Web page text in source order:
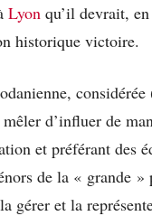
Lyon qu’il devrait,
historique victoire.
d’influer de
et préférant des
de la « grande
gérer et la